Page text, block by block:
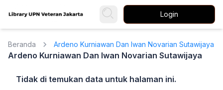
Login
Beranda Ardeno Kurniawan Dan Iwan Novarian Sutawijaya
Ardeno Kurniawan Dan Iwan Novarian Sutawijaya
Tidak di temukan data untuk halaman ini.